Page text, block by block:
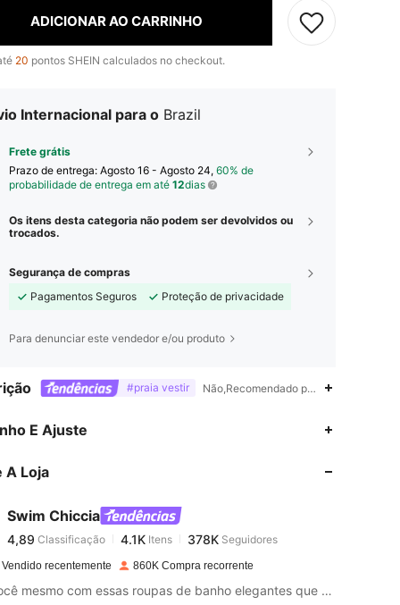
ADICIONAR AO CARRINHO
20 pontos SHEIN calculados no checkout.
Internacional para o Brazil
Frete grátis
Prazo de entrega: Agosto 16 - Agosto 24, 60% de
probabilidade de entrega em até 12dias
Os itens desta categoria não podem ser devolvidos ou
trocados.
Segurança de compras
Pagamentos Seguros
Proteção de privacidade
Para denunciar este vendedor e/ou produto
#praia vestir Não,Recomendado para uso à beira
E Ajuste
A Loja
Swim Chiccia
4,89
4,89 Classificação 4.1KItens
k***spago 1 dia atrás
recentemente 860K Compra recorrente
Seja você mesmo com essas roupas de banho elegantes que trazem glamour à areia.